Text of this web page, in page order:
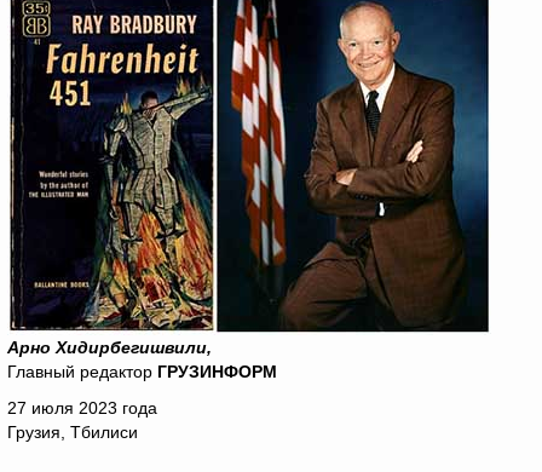
Арно Хидирбегишвили,
Главный редактор ГРУЗИНФОРМ
27 июля 2023 года
Грузия, Тбилиси